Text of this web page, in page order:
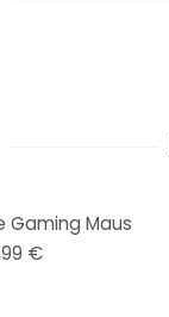
Gaming Maus
€